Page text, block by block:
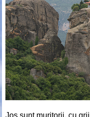
Jos sunt muritorii, cu